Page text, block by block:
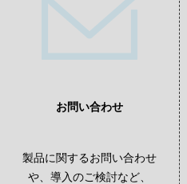
お問い合わせ
製品に関するお問い合わせ
や、導入のご検討など、